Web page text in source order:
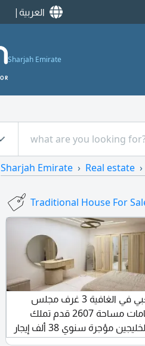
العربية
Sharjah Emirate
Sharjah Emirate Real estate
Traditional House For
للبيع بيت شعبي في الغافية 3 غرف مجلس
مطبخ و3 حمامات مساحة 2607 قدم تملك
المواطنين والخليجين مؤجرة سنوي 38 ألف إيجار